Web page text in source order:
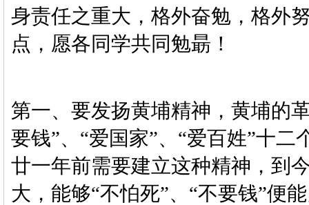
身责任之重大，格外奋勉，格外
点，愿各同学共同勉朂！
第一、要发扬黄埔精神，黄埔的
要钱”、“爱国家”、“爱百姓”十
廿一年前需要建立这种精神，到
大，能够“不怕死”、“不要钱”便